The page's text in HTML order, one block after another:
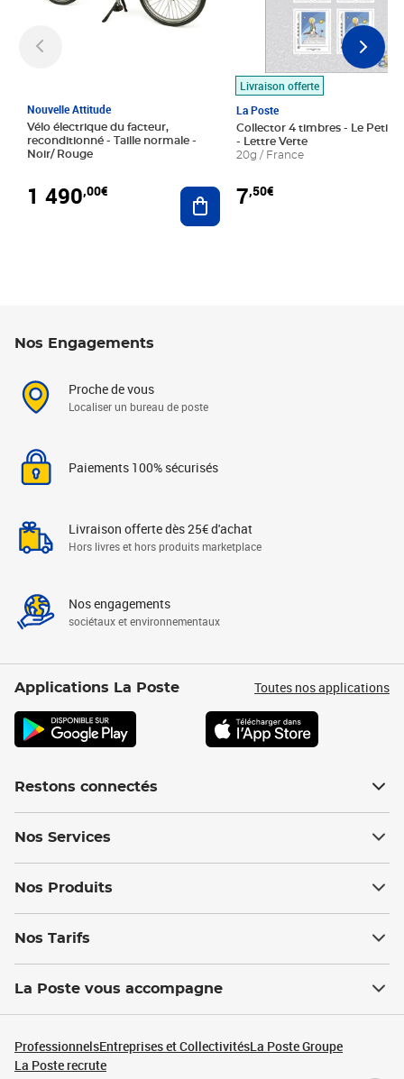
Nouvelle Attitude
Vélo électrique du facteur,
reconditionné - Taille normale -
Noir/ Rouge
1 490,00€ Ajouter au panier
Livraison offerte
La Poste
Collector 4 timbres - Le Petit
- Lettre Verte
20g / France
7,50€
Nos Engagements
Proche de vous
Localiser un bureau de poste
Paiements 100% sécurisés
Livraison offerte dès 25€ d'achat
Hors livres et hors produits marketplace
Nos engagements
sociétaux et environnementaux
Applications La Poste Toutes nos applications
Restons connectés
Nos Services
Nos Produits
Nos Tarifs
La Poste vous accompagne
ProfessionnelsEntreprises et CollectivitésLa Poste Groupe
La Poste recrute